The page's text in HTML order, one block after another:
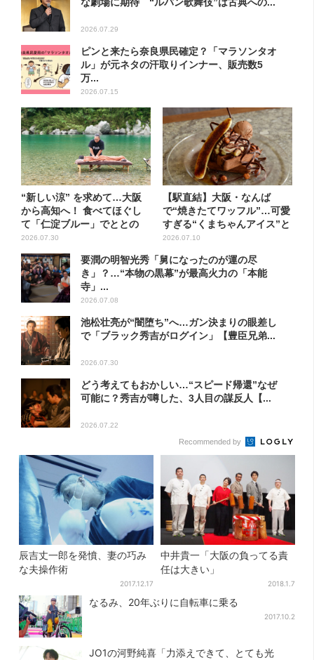
な劇場に期待 “ルパン歌舞伎”は古典への...
2026.07.29
ピンと来たら奈良県民確定？「マラソンタオ
ル」が元ネタの汗取りインナー、販売数5
万...
2026.07.15
“新しい涼” を求めて…大阪
から高知へ！ 食べてほぐし
て「仁淀ブルー」でととの
う...
2026.07.30
【駅直結】大阪・なんば
で“焼きたてワッフル”…可愛
すぎる“くまちゃんアイス”と
一...
2026.07.10
要潤の明智光秀「舅になったのが運の尽
き」？…“本物の黒幕”が最高火力の「本能
寺」...
2026.07.08
池松壮亮が“闇堕ち”へ…ガン決まりの眼差し
で「ブラック秀吉がログイン」【豊臣兄弟...
2026.07.30
どう考えてもおかしい…“スピード帰還”なぜ
可能に？秀吉が噂した、3人目の謀反人【...
2026.07.22
Recommended by
辰吉丈一郎を発憤、妻の巧み
な夫操作術
2017.12.17
中井貴一「大阪の負ってる責
任は大きい」
2018.1.7
なるみ、20年ぶりに自転車に乗る
2017.10.2
JO1の河野純喜「力添えできて、とても光